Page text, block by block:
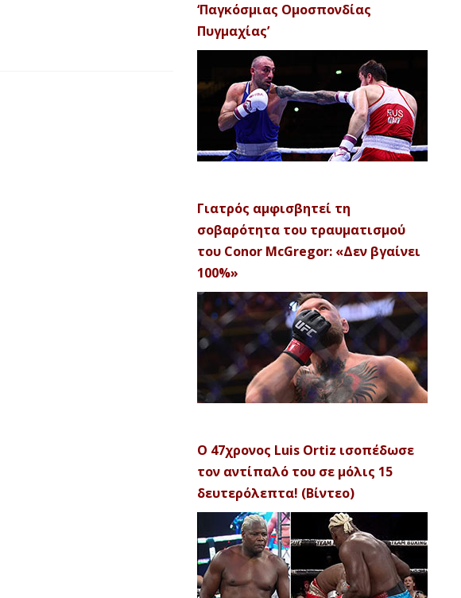
‘Παγκόσμιας Ομοσπονδίας
Πυγμαχίας’
Γιατρός αμφισβητεί τη
σοβαρότητα του τραυματισμού
του Conor McGregor: «Δεν βγαίνει
100%»
Ο 47χρονος Luis Ortiz ισοπέδωσε
τον αντίπαλό του σε μόλις 15
δευτερόλεπτα! (Βίντεο)